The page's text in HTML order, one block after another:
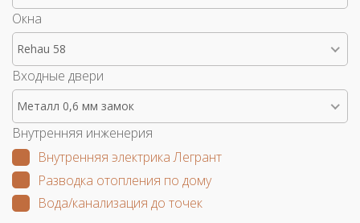
Окна
Rehau 58
Входные двери
Металл 0,6 мм замок
Внутренняя инженерия
Внутренняя электрика Легрант
Разводка отопления по дому
Вода/канализация до точек